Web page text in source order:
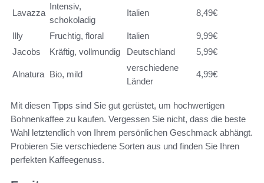
Lavazza
Intensiv,
schokoladig
Italien 8,49€
Illy Fruchtig, floral Italien
9,99€
Jacobs
Kräftig, vollmundig Deutschland 5,99€
Alnatura Bio, mild
verschiedene
Länder
4,99€
Mit diesen Tipps sind Sie gut gerüstet, um hochwertigen
Bohnenkaffee zu kaufen. Vergessen Sie nicht, dass die beste
Wahl letztendlich von Ihrem persönlichen Geschmack abhängt.
Probieren Sie verschiedene Sorten aus und finden Sie Ihren
perfekten Kaffeegenuss.